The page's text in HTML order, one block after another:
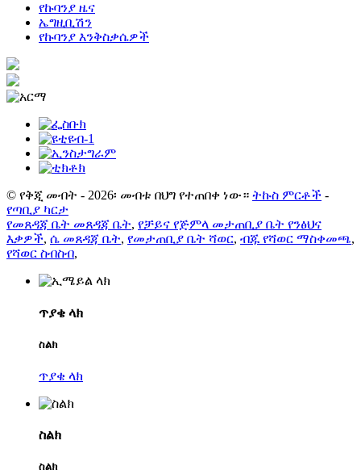
የኩባንያ ዜና
ኤግዚቢሽን
የኩባንያ እንቅስቃሴዎች
© የቅጂ መብት - 2026፡ መብቱ በህግ የተጠበቀ ነው። ትኩስ ምርቶች -
የጣቢያ ካርታ
የመጸዳጃ ቤት መጸዳጃ ቤት, የቻይና የጅምላ መታጠቢያ ቤት የንፅህና
እቃዎች, ሴ መጸዳጃ ቤት, የመታጠቢያ ቤት ሻወር, ብጁ የሻወር ማስቀመጫ,
የሻወር ስብስብ,
ጥያቄ ላክ
ስልክ
ጥያቄ ላክ
ስልክ
ስልክ